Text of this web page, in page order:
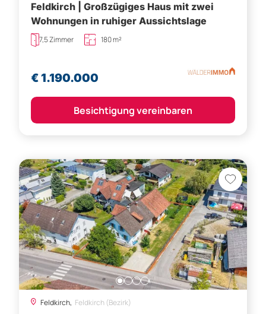
Feldkirch | Großzügiges Haus mit zwei
Wohnungen in ruhiger Aussichtslage
7,5 Zimmer 180 m²
€ 1.190.000
Besichtigung vereinbaren
Feldkirch, Feldkirch (Bezirk)